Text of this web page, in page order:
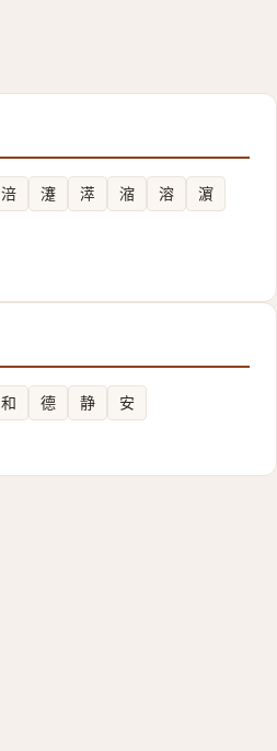
涪 瀽 㵏 㴼 溶
濵
和 德 静 安